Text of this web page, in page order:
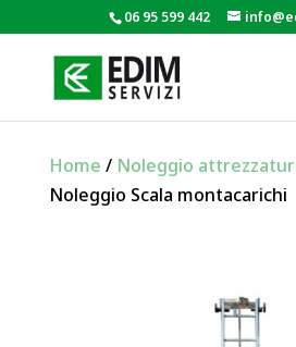
06 95 599 442
Home / Noleggio
Noleggio Scala montacarichi